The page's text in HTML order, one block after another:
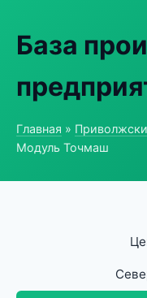
База
Главная »
Модуль Точмаш